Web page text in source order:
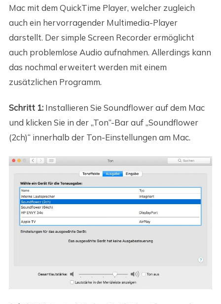
Mac mit dem QuickTime Player, welcher zugleich
auch ein hervorragender Multimedia-Player
darstellt. Der simple Screen Recorder ermöglicht
auch problemlose Audio aufnahmen. Allerdings kann
das nochmal erweitert werden mit einem
zusätzlichen Programm.
Schritt 1:Installieren Sie Soundflower auf dem Mac
und klicken Sie in der „Ton“-Bar auf „Soundflower
(2ch)“ innerhalb der Ton-Einstellungen am Mac.